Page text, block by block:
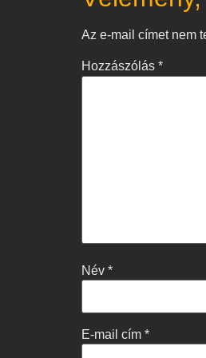
Az e-mail címet nem
Hozzászólás *
Név *
E-mail cím *